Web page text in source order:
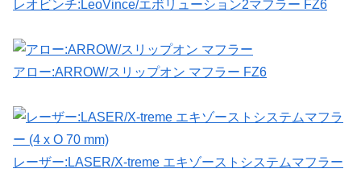
レオビンチ:LeoVince/エボリューション2マフラー FZ6
アロー:ARROW/スリップオン マフラー FZ6
レーザー:LASER/X-treme エキゾーストシステムマフラー